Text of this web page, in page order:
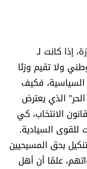
إذا كانت لـ
ولا تقيم وزنًا
السياسية، فكيف
الذي يعترض
المادة 112 من قانون الانتخاب، كي
للقوى السيادية.
بحق المسيحيين
علمًا أن أهل